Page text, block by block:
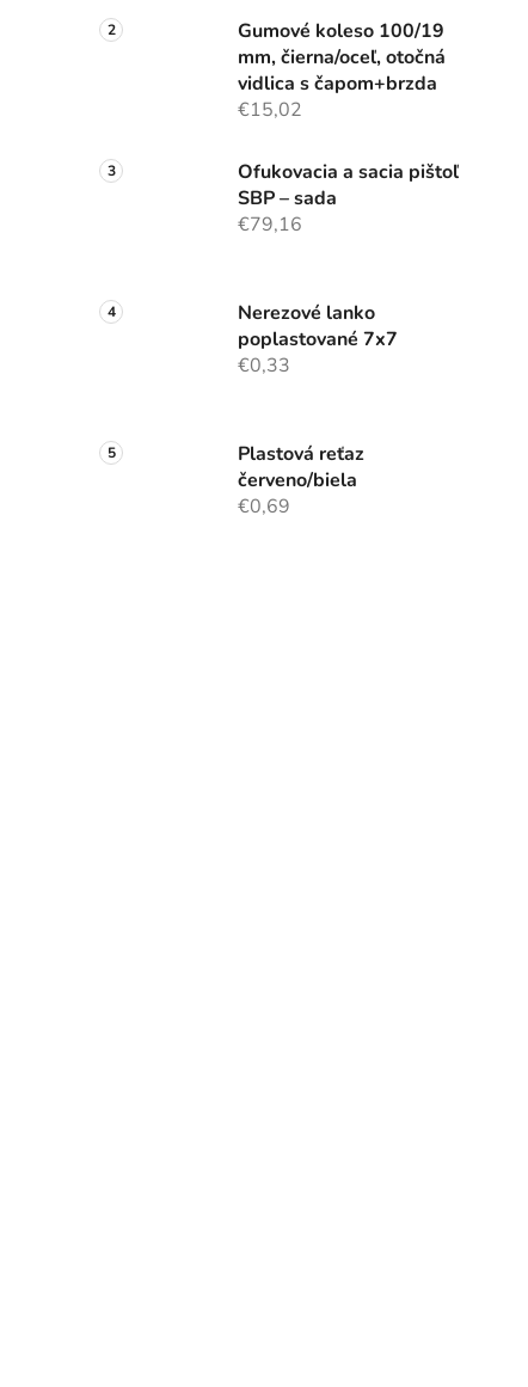
Gumové koleso 100/19
mm, čierna/oceľ, otočná
vidlica s čapom+brzda
€15,02
Ofukovacia a sacia pištoľ
SBP – sada
€79,16
Nerezové lanko
poplastované 7x7
€0,33
Plastová reťaz
červeno/biela
€0,69